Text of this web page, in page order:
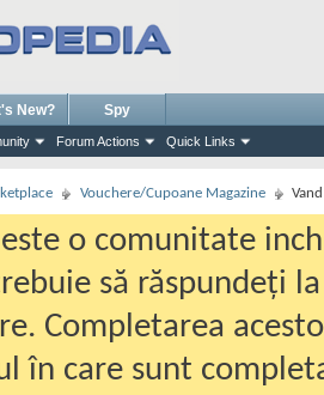
Forum Actions Quick Links
New? Spy
Vouchere/Cupoane Magazine
este o comunitate
să răspundeți
Completarea
în care sunt